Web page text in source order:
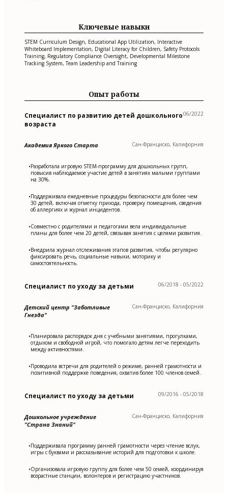
Ключевые навыки
STEM Curriculum Design, Educational App Utilization, Interactive
Whiteboard Implementation, Digital Literacy for Children, Safety Protocols
Training, Regulatory Compliance Oversight, Developmental Milestone
Tracking System, Team Leadership and Training
Опыт работы
Специалист по развитию детей дошкольного
возраста
06/2022
Академия Яркого Старта Сан-Франциско, Калифорния
•Разработала игровую STEM-программу для дошкольных групп,
повысив наблюдаемое участие детей в занятиях малыми группами
на 30%.
•Поддерживала ежедневные процедуры безопасности для более чем
30 детей, включая отметку прихода, проверку помещения, сведения
об аллергиях и журнал инцидентов.
•Совместно с родителями и педагогами вела индивидуальные
планы для более чем 20 детей, связывая занятия с целями развития.
•Внедрила журнал отслеживания этапов развития, чтобы регулярно
фиксировать речь, социальные навыки, моторику и
самостоятельность.
Специалист по уходу за детьми 06/2018 - 05/2022
Детский центр "Заботливые
Гнезда"
Сан-Франциско, Калифорния
•Планировала распорядок дня с учебными занятиями, прогулками,
отдыхом и свободной игрой, что помогало детям легче переходить
между активностями.
•Проводила встречи для родителей о режиме, ранней грамотности и
позитивной поддержке поведения, охватив более 100 членов семей.
Специалист по уходу за детьми 09/2016 - 05/2018
Дошкольное учреждение
"Страна Знаний"
Сан-Франциско, Калифорния
•Поддерживала программу ранней грамотности через чтение вслух,
игры с буквами и рассказывание историй для подготовки к школе.
•Организовала игровую группу для более чем 50 семей, координируя
возрастные станции, волонтеров и регистрацию участников.